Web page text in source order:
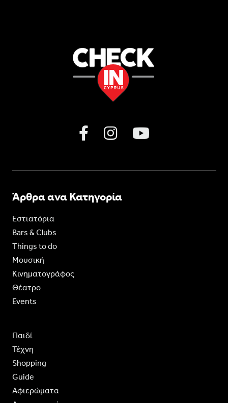
Άρθρα ανα Κατηγορία
Εστιατόρια
Bars & Clubs
Things to do
Moυσική
Κινηματογράφος
Θέατρο
Events
Παιδί
Τέχνη
Shopping
Guide
Aφιερώματα